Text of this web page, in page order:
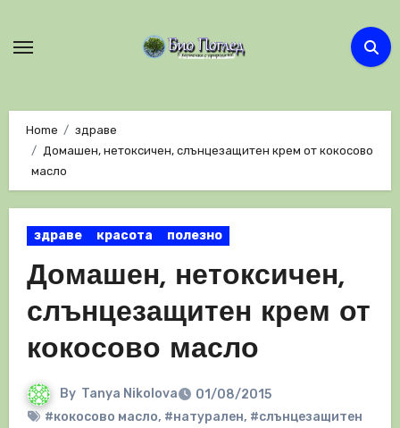
Home
здраве
Домашен, нетоксичен, слънцезащитен крем от кокосово
масло
здраве красота полезно
Домашен, нетоксичен,
слънцезащитен крем от
кокосово масло
By Tanya Nikolova
01/08/2015
#кокосово масло, #натурален, #слънцезащитен